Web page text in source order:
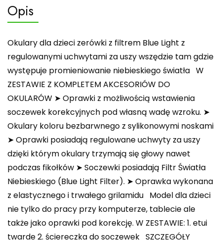
Opis
Okulary dla dzieci zerówki z filtrem Blue Light z
regulowanymi uchwytami za uszy wszędzie tam gdzie
występuje promieniowanie niebieskiego światła ️W
ZESTAWIE Z KOMPLETEM AKCESORIÓW DO
OKULARÓW️ ➤ Oprawki z możliwością wstawienia
soczewek korekcyjnych pod własną wadę wzroku. ➤
Okulary koloru bezbarwnego z sylikonowymi noskami
➤ Oprawki posiadają regulowane uchwyty za uszy
dzięki którym okulary trzymają się głowy nawet
podczas fikołków ➤ Soczewki posiadają Filtr Światła
Niebieskiego (Blue Light Filter). ➤ Oprawka wykonana
z elastycznego i trwałego grilamidu Model dla dzieci
nie tylko do pracy przy komputerze, tablecie ale
także jako oprawki pod korekcję. W ZESTAWIE: 1. etui
twarde 2. ściereczka do soczewek SZCZEGÓŁY